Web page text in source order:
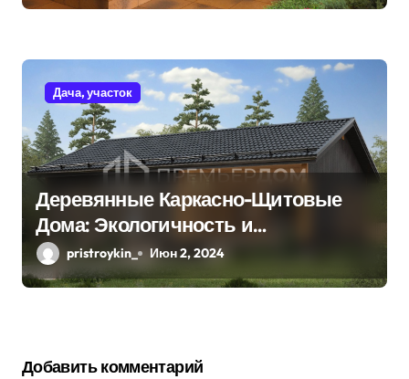
Дача, участок
Деревянные Каркасно-Щитовые
Дома: Экологичность и
Практичность
pristroykin_ Июн 2, 2024
Добавить комментарий